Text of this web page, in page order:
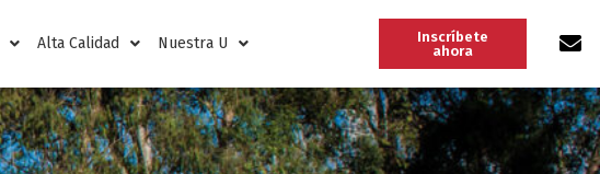
Alta Calidad Nuestra U
Inscríbete
ahora